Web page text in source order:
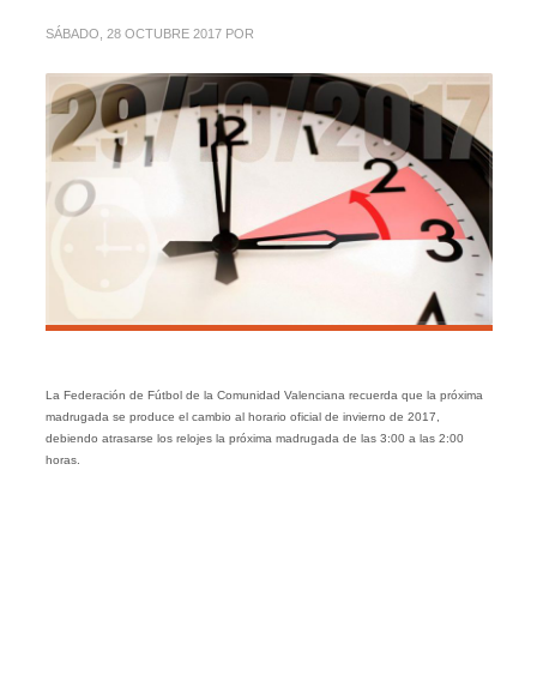
SÁBADO, 28 OCTUBRE 2017 POR
La Federación de Fútbol de la Comunidad Valenciana recuerda que la próxima
madrugada se produce el cambio al horario oficial de invierno de 2017,
debiendo atrasarse los relojes la próxima madrugada de las 3:00 a las 2:00
horas.